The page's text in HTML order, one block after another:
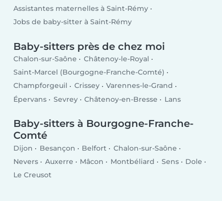
Assistantes maternelles à Saint-Rémy
Jobs de baby-sitter à Saint-Rémy
Baby-sitters près de chez moi
Chalon-sur-Saône
Châtenoy-le-Royal
Saint-Marcel (Bourgogne-Franche-Comté)
Champforgeuil
Crissey
Varennes-le-Grand
Épervans
Sevrey Châtenoy-en-Bresse Lans
Baby-sitters à Bourgogne-Franche-
Comté
Dijon Besançon Belfort
Chalon-sur-Saône
Nevers
Auxerre Mâcon Montbéliard Sens
Dole
Le Creusot